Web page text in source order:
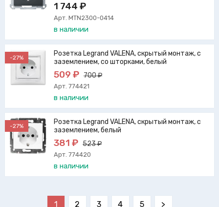
1 744 ₽
Арт. MTN2300-0414
в наличии
-27%
Розетка Legrand VALENA, скрытый монтаж, с
заземлением, со шторками, белый
509 ₽ 700 ₽
Арт. 774421
в наличии
-27%
Розетка Legrand VALENA, скрытый монтаж, с
заземлением, белый
381 ₽ 523 ₽
Арт. 774420
в наличии
1 2 3 4 5 >